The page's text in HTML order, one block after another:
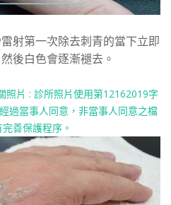
射第一次除去刺青的當下立即
後白色會逐漸褪去。
照片 : 診所照片使用第12162019字
過當事人同意，非當事人同意之檔
善保護程序。